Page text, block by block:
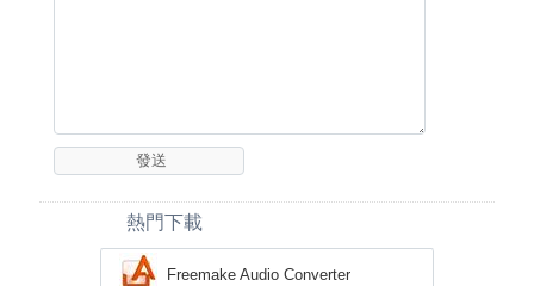
熱門下載
Freemake Audio Converter